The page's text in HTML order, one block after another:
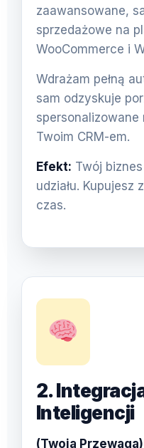
zaawansowane,
sprzedażowe na
WooCommerce i
Wdrażam pełną
sam odzyskuje
Twoim CRM-em.
Efekt: Twój
udziału.
czas.
2.
Inteligencji
(Twoja Przewaga)